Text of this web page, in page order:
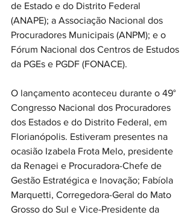
de Estado e do Distrito Federal
(ANAPE); a Associação Nacional dos
Procuradores Municipais (ANPM); e o
Fórum Nacional dos Centros de Estudos
da PGEs e PGDF (FONACE).
O lançamento aconteceu durante o 49°
Congresso Nacional dos Procuradores
dos Estados e do Distrito Federal, em
Florianópolis. Estiveram presentes na
ocasião Izabela Frota Melo, presidente
da Renagei e Procuradora-Chefe de
Gestão Estratégica e Inovação; Fabíola
Marquetti, Corregedora-Geral do Mato
Grosso do Sul e Vice-Presidente da